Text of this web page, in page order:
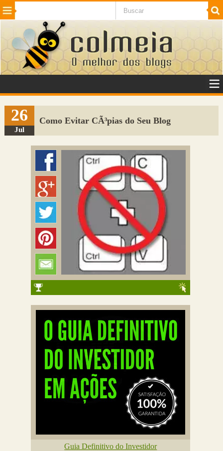
Beleza Cinema e TV
Internet Jogos NotÃ­cias SaÃºde
VeÃ­culos Adulto
Sugerir Link
Adicionar Blog
Colmeia Exchange
26
Jul
Como Evitar CÃ³pias do Seu Blog
Guia Definitivo do Investidor